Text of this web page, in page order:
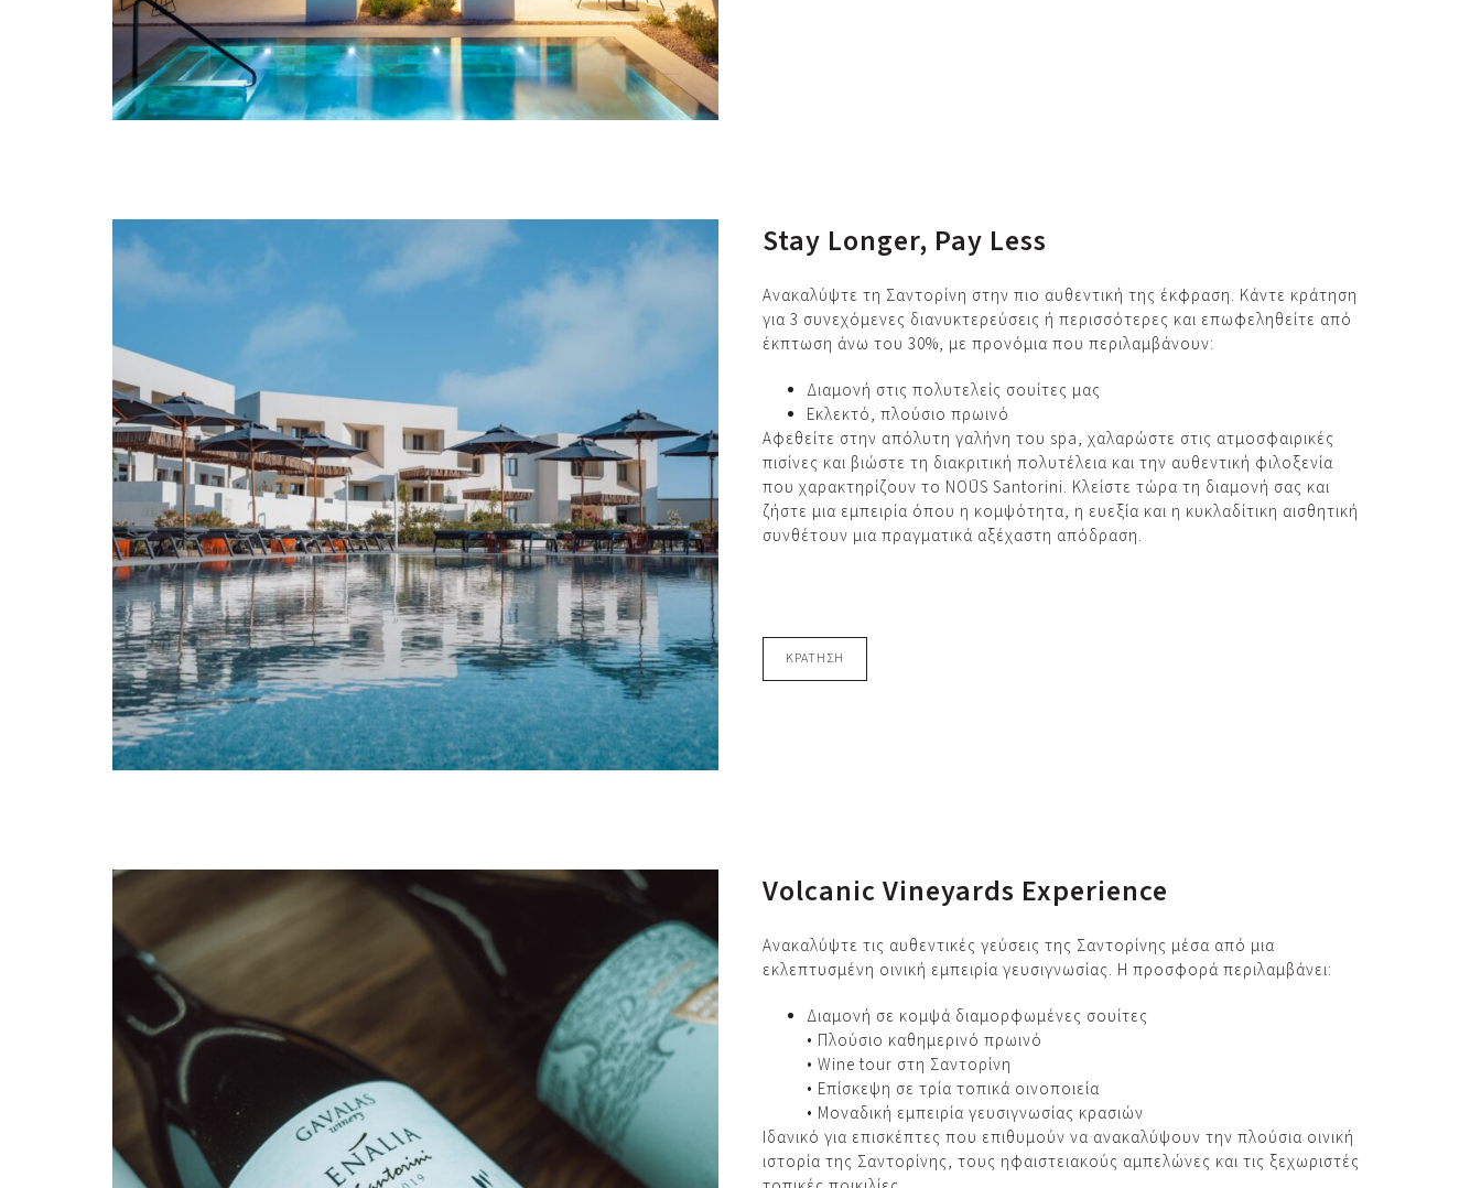
Stay Longer, Pay Less
Ανακαλύψτε τη Σαντορίνη στην πιο αυθεντική της έκφραση. Κάντε κράτηση
για 3 συνεχόμενες διανυκτερεύσεις ή περισσότερες και επωφεληθείτε από
έκπτωση άνω του 30%, με προνόμια που περιλαμβάνουν:
Διαμονή στις πολυτελείς σουίτες μας
Εκλεκτό, πλούσιο πρωινό
Αφεθείτε στην απόλυτη γαλήνη του spa, χαλαρώστε στις ατμοσφαιρικές
πισίνες και βιώστε τη διακριτική πολυτέλεια και την αυθεντική φιλοξενία
που χαρακτηρίζουν το NOŪS Santorini. Κλείστε τώρα τη διαμονή σας και
ζήστε μια εμπειρία όπου η κομψότητα, η ευεξία και η κυκλαδίτικη αισθητική
συνθέτουν μια πραγματικά αξέχαστη απόδραση.
ΚΡΑΤΗΣΗ
Volcanic Vineyards Experience
Ανακαλύψτε τις αυθεντικές γεύσεις της Σαντορίνης μέσα από μια
εκλεπτυσμένη οινική εμπειρία γευσιγνωσίας. Η προσφορά περιλαμβάνει:
Διαμονή σε κομψά διαμορφωμένες σουίτες
• Πλούσιο καθημερινό πρωινό
• Wine tour στη Σαντορίνη
• Επίσκεψη σε τρία τοπικά οινοποιεία
• Μοναδική εμπειρία γευσιγνωσίας κρασιών
Ιδανικό για επισκέπτες που επιθυμούν να ανακαλύψουν την πλούσια οινική
ιστορία της Σαντορίνης, τους ηφαιστειακούς αμπελώνες και τις ξεχωριστές